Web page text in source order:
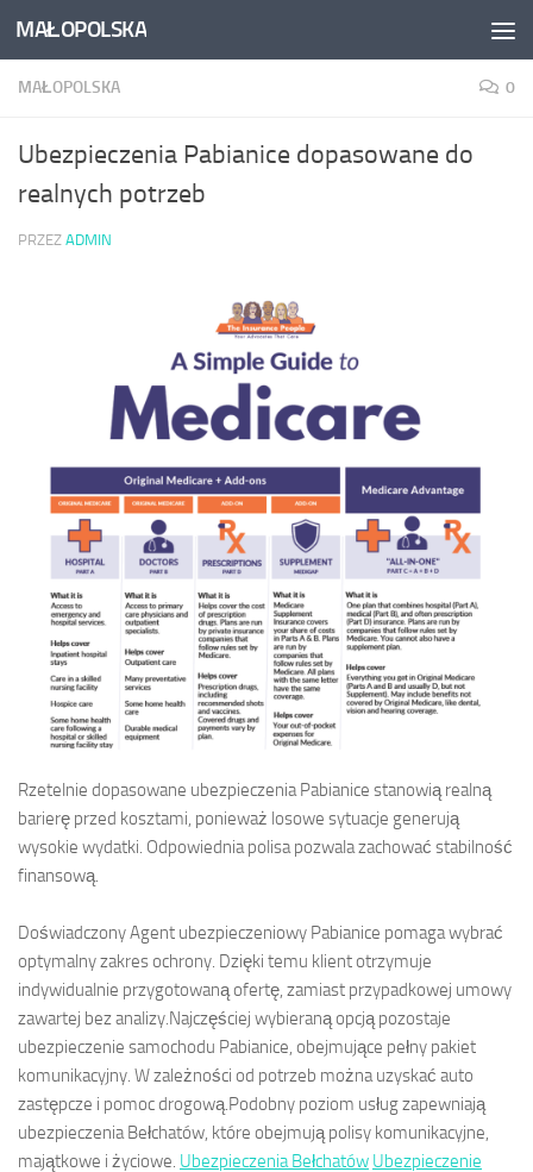
Skip to content
MAŁOPOLSKA
MAŁOPOLSKA 0
Ubezpieczenia Pabianice dopasowane do
realnych potrzeb
PRZEZ ADMIN
Rzetelnie dopasowane ubezpieczenia Pabianice stanowią realną
barierę przed kosztami, ponieważ losowe sytuacje generują
wysokie wydatki. Odpowiednia polisa pozwala zachować stabilność
finansową.
Doświadczony Agent ubezpieczeniowy Pabianice pomaga wybrać
optymalny zakres ochrony. Dzięki temu klient otrzymuje
indywidualnie przygotowaną ofertę, zamiast przypadkowej umowy
zawartej bez analizy.Najczęściej wybieraną opcją pozostaje
ubezpieczenie samochodu Pabianice, obejmujące pełny pakiet
komunikacyjny. W zależności od potrzeb można uzyskać auto
zastępcze i pomoc drogową.Podobny poziom usług zapewniają
ubezpieczenia Bełchatów, które obejmują polisy komunikacyjne,
majątkowe i życiowe. Ubezpieczenia Bełchatów Ubezpieczenie